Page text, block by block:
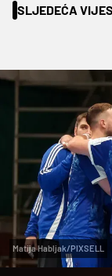
SLJEDEĆA
Matija Habljak/PIXSELL